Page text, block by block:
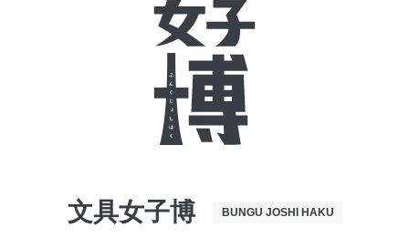
文具女子博 BUNGU JOSHI HAKU